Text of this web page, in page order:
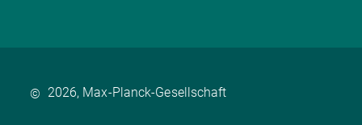
© 2026, Max-Planck-Gesellschaft